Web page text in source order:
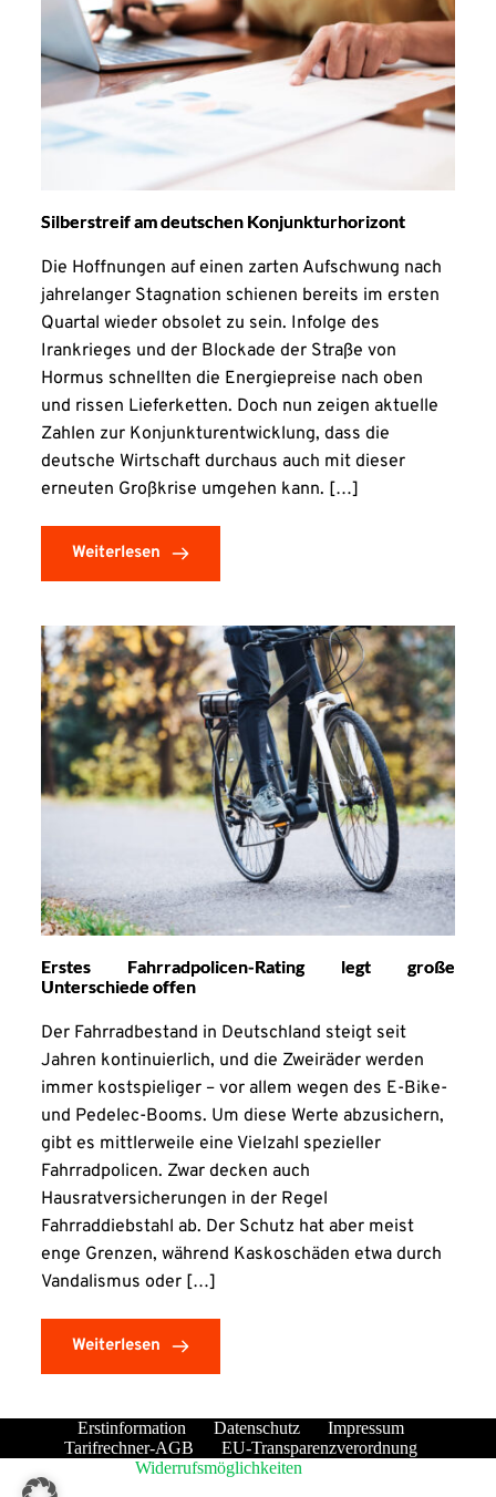
Silberstreif am deutschen Konjunkturhorizont
Die Hoffnungen auf einen zarten Aufschwung nach
jahrelanger Stagnation schienen bereits im ersten
Quartal wieder obsolet zu sein. Infolge des
Irankrieges und der Blockade der Straße von
Hormus schnellten die Energiepreise nach oben
und rissen Lieferketten. Doch nun zeigen aktuelle
Zahlen zur Konjunkturentwicklung, dass die
deutsche Wirtschaft durchaus auch mit dieser
erneuten Großkrise umgehen kann. […]
Weiterlesen
Erstes Fahrradpolicen-Rating legt große
Unterschiede offen
Der Fahrradbestand in Deutschland steigt seit
Jahren kontinuierlich, und die Zweiräder werden
immer kostspieliger – vor allem wegen des E-Bike-
und Pedelec-Booms. Um diese Werte abzusichern,
gibt es mittlerweile eine Vielzahl spezieller
Fahrradpolicen. Zwar decken auch
Hausratversicherungen in der Regel
Fahrraddiebstahl ab. Der Schutz hat aber meist
enge Grenzen, während Kaskoschäden etwa durch
Vandalismus oder […]
Weiterlesen
Erstinformation Datenschutz
Impressum
Tarifrechner-AGB
EU-Transparenzverordnung
Widerrufsmöglichkeiten